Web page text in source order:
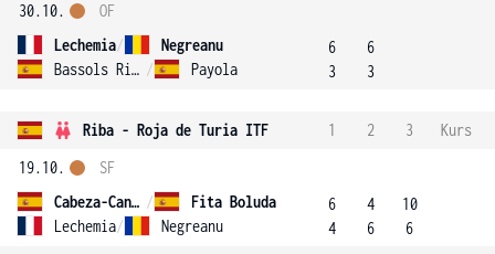
30.10.
Lechemia/
Negreanu
Bassols Ribera / Payola
OF
6
3
6
3
Riba - Roja de Turia ITF 1 2 3
Kurs
19.10.
Cabeza-Candela /
Fita Boluda
Lechemia/ Negreanu
SF
6
4
4
6
10
6